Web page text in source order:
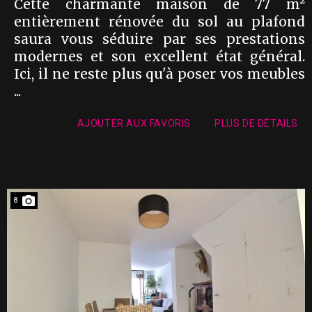
Cette charmante maison de 77 m²
entièrement rénovée du sol au plafond
saura vous séduire par ses prestations
modernes et son excellent état général.
Ici, il ne reste plus qu'à poser vos meubles
...
AJOUTER AUX FAVORIS PLUS DE DÉTAILS
8